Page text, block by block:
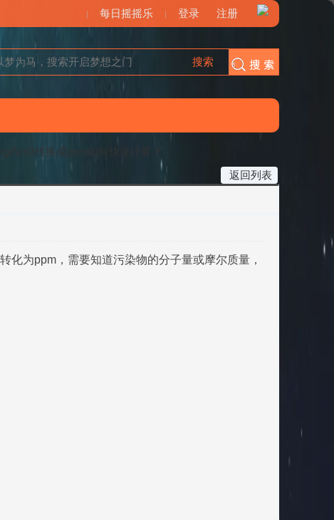
每日摇摇乐 登录 注册
搜索
Nm3转换成ppm如何快速计算？
返回列表
化为ppm，需要知道污染物的分子量或摩尔质量，